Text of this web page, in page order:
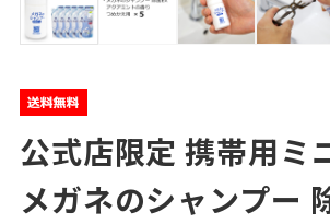
公式店限定 携帯用ミ
メガネのシャンプー